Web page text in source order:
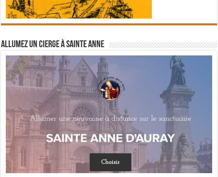
Allumez un cierge à Sainte Anne